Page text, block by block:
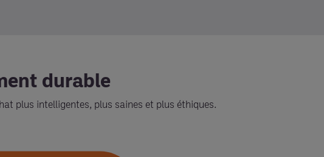
durable
plus intelligentes, plus saines et plus éthiques.